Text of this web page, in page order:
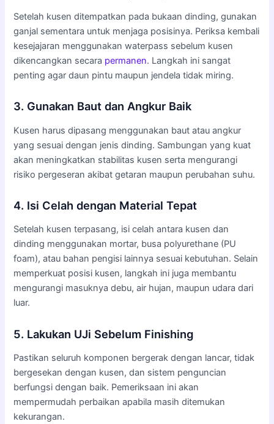
Setelah kusen ditempatkan pada bukaan dinding, gunakan
ganjal sementara untuk menjaga posisinya. Periksa kembali
kesejajaran menggunakan waterpass sebelum kusen
dikencangkan secara permanen. Langkah ini sangat
penting agar daun pintu maupun jendela tidak miring.
3. Gunakan Baut dan Angkur Baik
Kusen harus dipasang menggunakan baut atau angkur
yang sesuai dengan jenis dinding. Sambungan yang kuat
akan meningkatkan stabilitas kusen serta mengurangi
risiko pergeseran akibat getaran maupun perubahan suhu.
4. Isi Celah dengan Material Tepat
Setelah kusen terpasang, isi celah antara kusen dan
dinding menggunakan mortar, busa polyurethane (PU
foam), atau bahan pengisi lainnya sesuai kebutuhan. Selain
memperkuat posisi kusen, langkah ini juga membantu
mengurangi masuknya debu, air hujan, maupun udara dari
luar.
5. Lakukan UJi Sebelum Finishing
Pastikan seluruh komponen bergerak dengan lancar, tidak
bergesekan dengan kusen, dan sistem penguncian
berfungsi dengan baik. Pemeriksaan ini akan
mempermudah perbaikan apabila masih ditemukan
kekurangan.